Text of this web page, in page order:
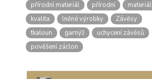
přírodní materiál
přírodní
materiál
kvalita
lněné výrobky
Závěsy
tkaloun
garnýž
uchycení závěsů
pověšení záclon